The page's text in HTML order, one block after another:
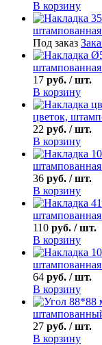
В корзину
штампованная
Под заказ
штампованная
17 руб. / шт.
В корзину
цветок,
22 руб. / шт.
В корзину
штампованная
36 руб. / шт.
В корзину
штампованная
110 руб. / шт.
В корзину
штампованная
64 руб. / шт.
В корзину
27 руб. / шт.
В корзину